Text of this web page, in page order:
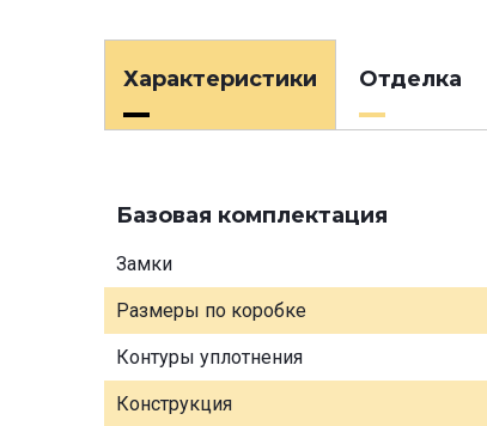
Характеристики Отделка
Базовая комплектация
Замки
Размеры по коробке
Контуры уплотнения
Конструкция